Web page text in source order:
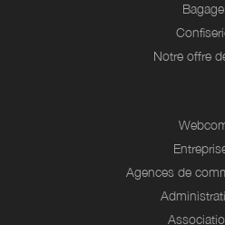
Bagage
Notre offre
Agences de